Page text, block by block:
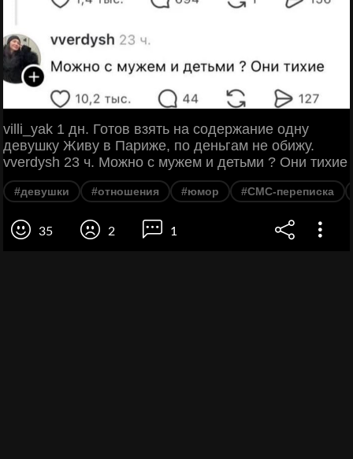
villi_yak 1 дн. Готов взять на содержание одну
девушку Живу в Париже, по деньгам не обижу.
vverdysh 23 ч. Можно с мужем и детьми ? Они тихие
#девушки #отношения #юмор #СМС-переписка
35 2 1